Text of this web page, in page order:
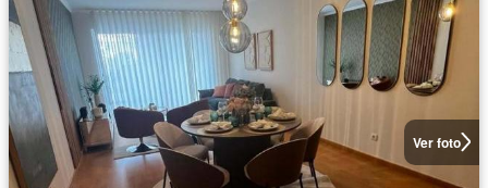
Ver foto